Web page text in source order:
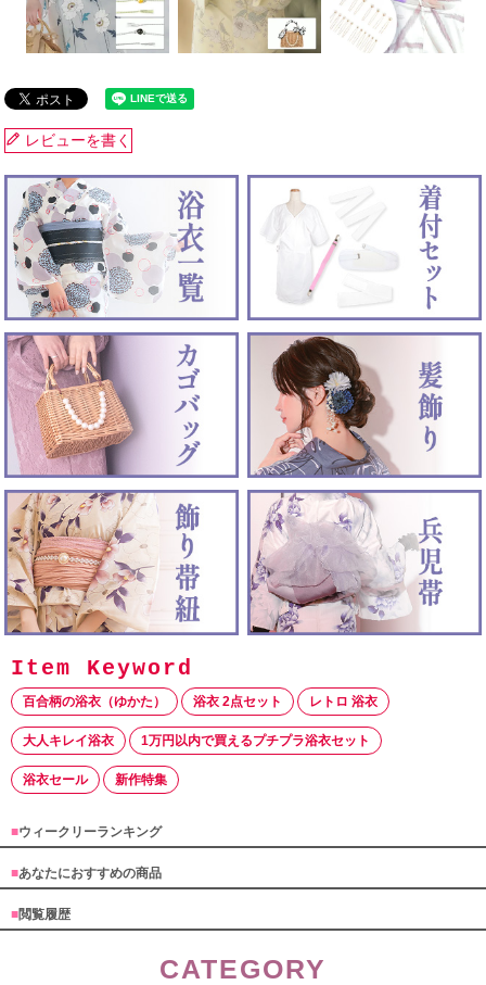
レビューを書く
百合柄の浴衣（ゆかた） 浴衣 2点セット レトロ 浴衣
大人キレイ浴衣 1万円以内で買えるプチプラ浴衣セット
浴衣セール 新作特集
■ウィークリーランキング
■あなたにおすすめの商品
■閲覧履歴
CATEGORY